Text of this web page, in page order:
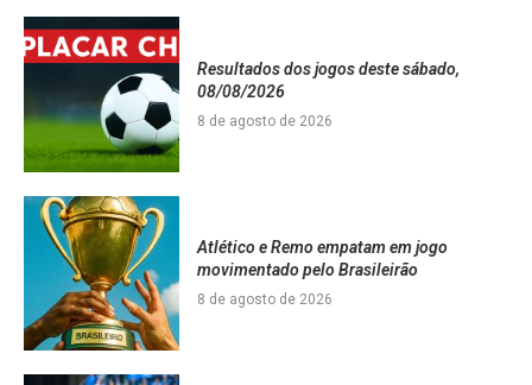
Resultados dos jogos deste sábado,
08/08/2026
8 de agosto de 2026
Atlético e Remo empatam em jogo
movimentado pelo Brasileirão
8 de agosto de 2026